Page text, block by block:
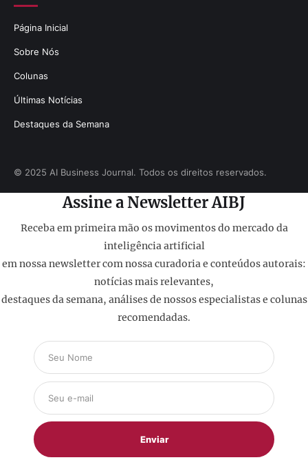
Página Inicial
Sobre Nós
Colunas
Últimas Notícias
Destaques da Semana
© 2025 AI Business Journal. Todos os direitos reservados.
Assine a Newsletter AIBJ
Receba em primeira mão os movimentos do mercado da
inteligência artificial
em nossa newsletter com nossa curadoria e conteúdos autorais:
notícias mais relevantes,
destaques da semana, análises de nossos especialistas e colunas
recomendadas.